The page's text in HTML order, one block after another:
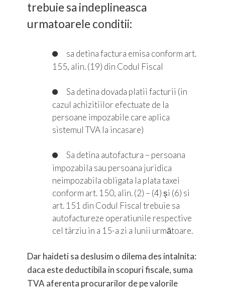
trebuie sa indeplineasca
urmatoarele conditii:
sa detina factura emisa conform art.
155, alin. (19) din Codul Fiscal
Sa detina dovada platii facturii (in
cazul achizitiilor efectuate de la
persoane impozabile care aplica
sistemul TVA la incasare)
Sa detina autofactura – persoana
impozabila sau persoana juridica
neimpozabila obligata la plata taxei
conform art. 150, alin. (2) – (4) și (6) si
art. 151 din Codul Fiscal trebuie sa
autofactureze operatiunile respective
cel târziu in a 15-a zi a lunii următoare.
Dar haideti sa deslusim o dilema des intalnita:
daca este deductibila in scopuri fiscale, suma
TVA aferenta procurarilor de pe valorile